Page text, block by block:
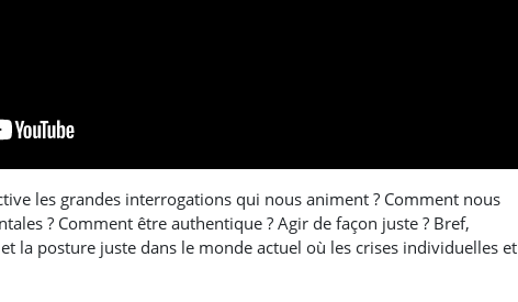
les grandes interrogations qui nous animent ? Comment nous
? Comment être authentique ? Agir de façon juste ? Bref,
la posture juste dans le monde actuel où les crises individuelles et